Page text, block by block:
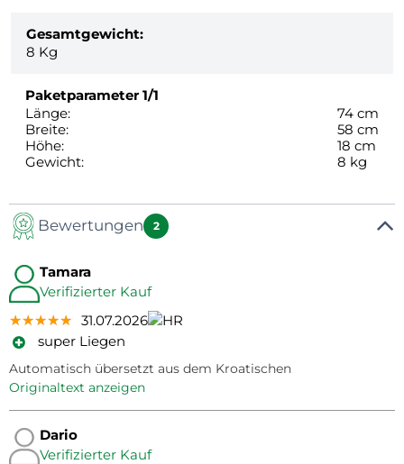
Gesamtgewicht:
8 Kg
Paketparameter1/1
Länge:
74 cm
Breite:
58 cm
Höhe:
18 cm
Gewicht:
8 kg
Bewertungen 2
Tamara
Verifizierter Kauf
★★★★★
★★★★★
★★★★★ 31.07.2026
super Liegen
Automatisch übersetzt aus dem Kroatischen
Originaltext anzeigen
Dario
Verifizierter Kauf